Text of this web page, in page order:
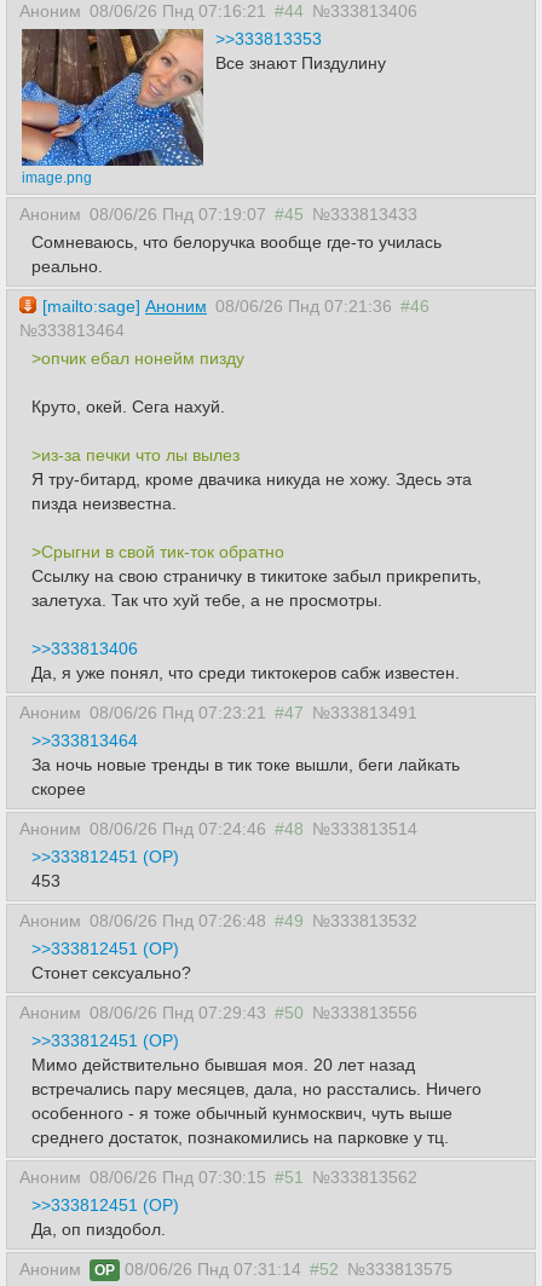
Аноним 08/06/26 Пнд 07:16:21 #44 №333813406
image.png
>>333813353
Все знают Пиздулину
Аноним 08/06/26 Пнд 07:19:07 #45 №333813433
Сомневаюсь, что белоручка вообще где-то училась
реально.
[mailto:sage] Аноним 08/06/26 Пнд 07:21:36 #46
№333813464
>опчик ебал нонейм пизду
Круто, окей. Сега нахуй.
>из-за печки что лы вылез
Я тру-битард, кроме двачика никуда не хожу. Здесь эта
пизда неизвестна.
>Срыгни в свой тик-ток обратно
Ссылку на свою страничку в тикитоке забыл прикрепить,
залетуха. Так что хуй тебе, а не просмотры.
>>333813406
Да, я уже понял, что среди тиктокеров сабж известен.
Аноним 08/06/26 Пнд 07:23:21 #47 №333813491
>>333813464
За ночь новые тренды в тик токе вышли, беги лайкать
скорее
Аноним 08/06/26 Пнд 07:24:46 #48 №333813514
>>333812451 (OP)
453
Аноним 08/06/26 Пнд 07:26:48 #49 №333813532
>>333812451 (OP)
Стонет сексуально?
Аноним 08/06/26 Пнд 07:29:43 #50 №333813556
>>333812451 (OP)
Мимо действительно бывшая моя. 20 лет назад
встречались пару месяцев, дала, но расстались. Ничего
особенного - я тоже обычный кунмосквич, чуть выше
среднего достаток, познакомились на парковке у тц.
Аноним 08/06/26 Пнд 07:30:15 #51
№333813562
>>333812451 (OP)
Да, оп пиздобол.
Аноним OP 08/06/26 Пнд 07:31:14 #52 №333813575